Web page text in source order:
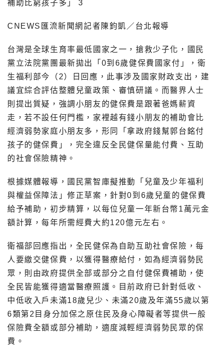
CNEWS匯流新聞網記者陳鈞凱／台北報導
台灣是全球生育率最低國家之一，搶救少子化，國民
黨立法院黨團最新拋出「0到6歲健保費國家付」，衛
生福利部今（2）日回應，此事涉及國家財政支出，建
議宜綜合評估整體兒童政策、審慎研議。而醫界人士
則提出質疑，強調小朋友的健保費是跟著爸媽薪資
走，若不設任何門檻，家裡越有錢小朋友的補助會比
經濟弱勢家庭小朋友多，形同「拿政府錢幫郭台銘付
孩子的健保費」，完全違反全民健保量能付費、互助
的社會保險精神。
根據媒體報導，國民黨智庫擬推動「兒童及少年福利
與權益保障法」修正草案，針對0到6歲兒童的健保費
給予補助，初步精算，以每位兒童一年新台幣1萬元金
額計算，每年所需經費大約120億元左右。
衛福部回應指出，全民健保為自助互助社會保險，每
人要繳交健保費，以獲得醫療給付，如為經濟弱勢民
眾，則由政府提供全部或部分之自付健保費補助，使
全民皆能獲得適當醫療照護。目前政府已針對低收、
中低收入戶未滿18歲兒少、未滿20歲及年滿55歲以第
6類第2目身分加保之原住民及身心障礙者等提供一般
保險費全額或部分補助，適度減輕經濟弱勢民眾的保
費。